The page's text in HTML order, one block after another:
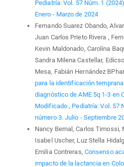
Pediatría: Vol. 57 Núm. 1
Enero - Marzo de 2024
Fernando Suarez Obando,
Juan Carlos Prieto Rivera ,
Kevin Maldonado, Carolina
Sandra Milena Castellar,
Mesa, Fabián Hernández
para la identificación
diagnóstico de AME 5q 1-3 en
Modificado, Pediatría: Vol. 57
número 3. Julio - Septiembre
Nancy Bernal, Carlos Timossi,
Isabel Uscher, Luz Stella
Emilia Contreras, Consenso
impacto de la lactancia en